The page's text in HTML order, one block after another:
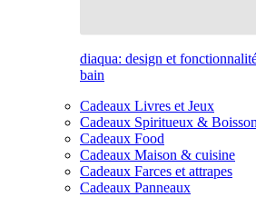
diaqua: design et
bain
Cadeaux Livres et Jeux
Cadeaux Spiritueux &
Cadeaux Food
Cadeaux Maison & cuisine
Cadeaux Farces et attrapes
Cadeaux Panneaux